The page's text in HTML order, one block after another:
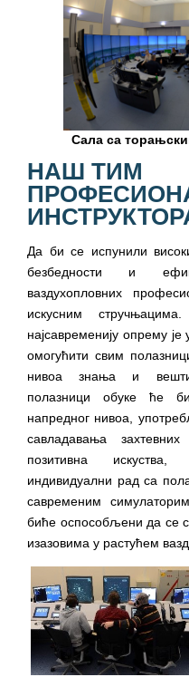
Сала са
НАШ ТИМ
Да би се испунили
безбедности и
ваздухопловних
искусним
најсавременију опрему је
омогућити свим
нивоа знања и
полазници обуке ће
напредног нивоа,
савладавања
позитивна
индивидуални рад са
савременим
биће оспособљени да се
изазовима у растућем